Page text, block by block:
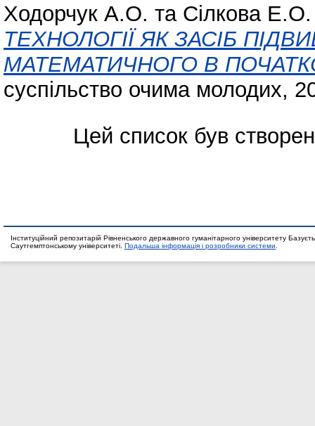
Ходорчук А.О. та Сілкова Е.О.
ТЕХНОЛОГІЇ ЯК ЗАСІБ
МАТЕМАТИЧНОГО В
суспільство очима молодих,
Цей список був
Інституційний репозитарій Рівненського державного гуманітарного університету
Саутгемптонському університеті. Подальша інформація і розробники системи